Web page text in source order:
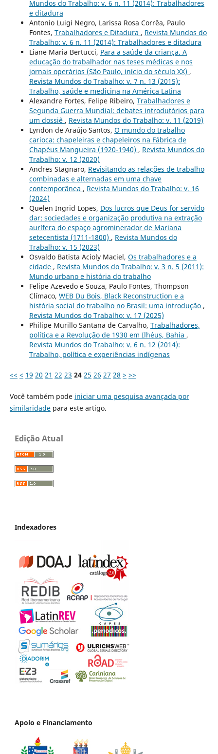
Mundos do Trabalho: v. 6 n. 11 (2014): Trabalhadores
e ditadura
Antonio Luigi Negro, Larissa Rosa Corrêa, Paulo
Fontes, Trabalhadores e Ditadura , Revista Mundos do
Trabalho: v. 6 n. 11 (2014): Trabalhadores e ditadura
Liane Maria Bertucci, Para a saúde da criança. A
educação do trabalhador nas teses médicas e nos
jornais operários (São Paulo, início do século XX) ,
Revista Mundos do Trabalho: v. 7 n. 13 (2015):
Trabalho, saúde e medicina na América Latina
Alexandre Fortes, Felipe Ribeiro, Trabalhadores e
Segunda Guerra Mundial: debates introdutórios para
um dossiê , Revista Mundos do Trabalho: v. 11 (2019)
Lyndon de Araújo Santos, O mundo do trabalho
carioca: chapeleiras e chapeleiros na Fábrica de
Chapéus Mangueira (1920-1940) , Revista Mundos do
Trabalho: v. 12 (2020)
Andres Stagnaro, Revisitando as relações de trabalho
combinadas e alternadas em uma chave
contemporânea , Revista Mundos do Trabalho: v. 16
(2024)
Quelen Ingrid Lopes, Dos lucros que Deus for servido
dar: sociedades e organização produtiva na extração
aurífera do espaço agrominerador de Mariana
setecentista (1711-1800) , Revista Mundos do
Trabalho: v. 15 (2023)
Osvaldo Batista Acioly Maciel, Os trabalhadores e a
cidade , Revista Mundos do Trabalho: v. 3 n. 5 (2011):
Mundo urbano e história do trabalho
Felipe Azevedo e Souza, Paulo Fontes, Thompson
Clímaco, WEB Du Bois, Black Reconstruction e a
história social do trabalho no Brasil: uma introdução ,
Revista Mundos do Trabalho: v. 17 (2025)
Philipe Murillo Santana de Carvalho, Trabalhadores,
política e a Revolução de 1930 em Ilhéus, Bahia ,
Revista Mundos do Trabalho: v. 6 n. 12 (2014):
Trabalho, política e experiências indígenas
<< < 19 20 21 22 23 24 25 26 27 28 > >>
Você também pode iniciar uma pesquisa avançada por
similaridadepara este artigo.
Edição Atual
Indexadores
Apoio e Financiamento